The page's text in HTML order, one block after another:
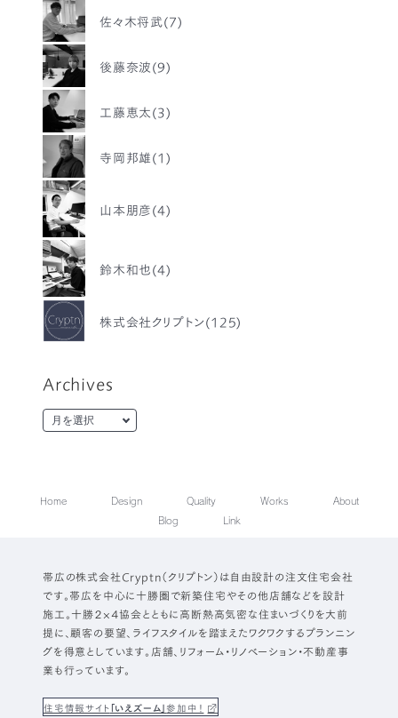
佐々木将武(7)
後藤奈波(9)
工藤恵太(3)
寺岡邦雄(1)
山本朋彦(4)
鈴木和也(4)
株式会社クリプトン(125)
Archives
Home Design Quality Works
About
Blog
Link
帯広の株式会社Cryptn（クリプトン）は自由設計の注文住宅会社
です。帯広を中心に十勝圏で新築住宅やその他店舗などを設計
施工。十勝２×４協会とともに高断熱高気密な住まいづくりを大前
提に、顧客の要望、ライフスタイルを踏まえたワクワクするプランニン
グを得意としています。店舗、リフォーム・リノベーション・不動産事
業も行っています。
住宅情報サイト「いえズーム」参加中！